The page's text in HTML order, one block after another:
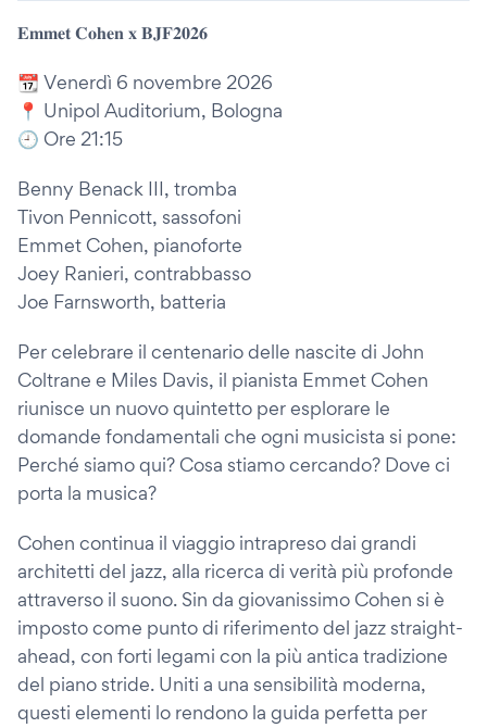
𝐄𝐦𝐦𝐞𝐭 𝐂𝐨𝐡𝐞𝐧 𝐱 𝐁𝐉𝐅𝟐𝟎𝟐𝟔
📆 Venerdì 6 novembre 2026
📍 Unipol Auditorium, Bologna
🕘 Ore 21:15
Benny Benack III, tromba
Tivon Pennicott, sassofoni
Emmet Cohen, pianoforte
Joey Ranieri, contrabbasso
Joe Farnsworth, batteria
Per celebrare il centenario delle nascite di John
Coltrane e Miles Davis, il pianista Emmet Cohen
riunisce un nuovo quintetto per esplorare le
domande fondamentali che ogni musicista si pone:
Perché siamo qui? Cosa stiamo cercando? Dove ci
porta la musica?
Cohen continua il viaggio intrapreso dai grandi
architetti del jazz, alla ricerca di verità più profonde
attraverso il suono. Sin da giovanissimo Cohen si è
imposto come punto di riferimento del jazz straight-
ahead, con forti legami con la più antica tradizione
del piano stride. Uniti a una sensibilità moderna,
questi elementi lo rendono la guida perfetta per